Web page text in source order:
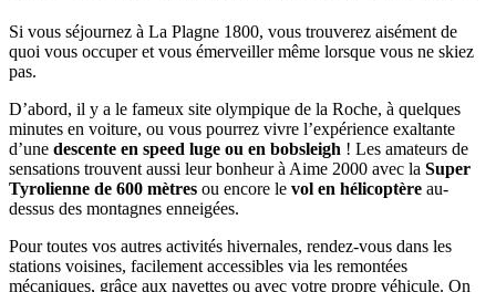
Si vous séjournez à La Plagne 1800, vous trouverez aisément de
quoi vous occuper et vous émerveiller même lorsque vous ne skiez
pas.
D’abord, il y a le fameux site olympique de la Roche, à quelques
minutes en voiture, ou vous pourrez vivre l’expérience exaltante
d’une descente en speed luge ou en bobsleigh ! Les amateurs de
sensations trouvent aussi leur bonheur à Aime 2000 avec la Super
Tyrolienne de 600 mètres ou encore le vol en hélicoptère au-
dessus des montagnes enneigées.
Pour toutes vos autres activités hivernales, rendez-vous dans les
stations voisines, facilement accessibles via les remontées
mécaniques, grâce aux navettes ou avec votre propre véhicule. On